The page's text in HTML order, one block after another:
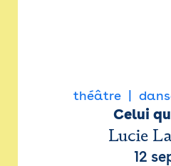
théâtre
Celui
Lucie
12